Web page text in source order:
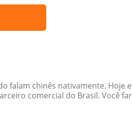
falam chinês nativamente.
comercial do Brasil. Você